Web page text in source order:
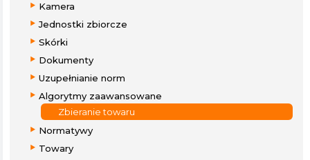
Kamera
Jednostki zbiorcze
Skórki
Dokumenty
Uzupełnianie norm
Algorytmy zaawansowane
Zbieranie towaru
Normatywy
Towary